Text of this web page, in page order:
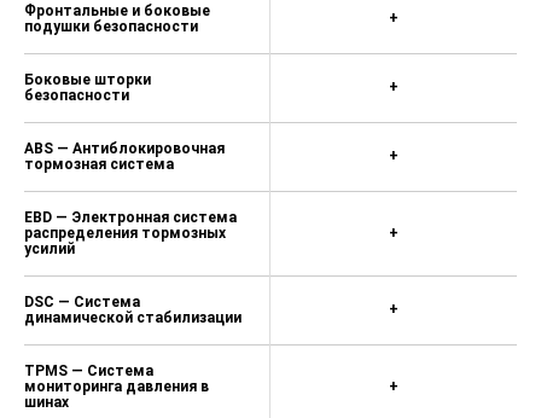
Фронтальные и боковые
подушки безопасности
Боковые шторки
безопасности
ABS — Антиблокировочная
тормозная система
EBD — Электронная система
распределения тормозных
усилий
DSC — Система
динамической стабилизации
TPMS — Система
мониторинга давления в
шинах
+
+
+
+
+
+